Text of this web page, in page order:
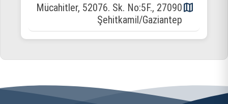
map
Mücahitler, 52076. Sk. No:5F., 27090
Şehitkamil/Gaziantep